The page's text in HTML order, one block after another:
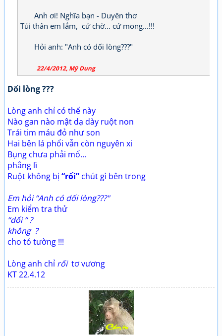
Anh ơi! Nghĩa bạn - Duyên thơ
Tủi thân em lắm, cứ chờ... cứ mong...!!!
Hỏi anh: "Anh có dối lòng???"
22/4/2012, Mỹ Dung
Dối lòng ???
Lòng anh chỉ có thế này
Nào gan nào mật dạ dày ruột non
Trái tim máu đỏ như son
Hai bên lá phổi vẫn còn nguyên xi
Bụng chưa phải mổ...
phẳng lì
Ruột không bị “rối” chút gì bên trong
Em hỏi “Anh có dối lòng???"
Em kiểm tra thử
“dối “ ?
không ?
cho tỏ tường !!!
Lòng anh chỉ rốitơ vương
KT 22.4.12